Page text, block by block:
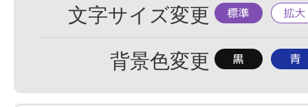
文字サイズ変更 標
準
拡
大
背景色変更 背
背